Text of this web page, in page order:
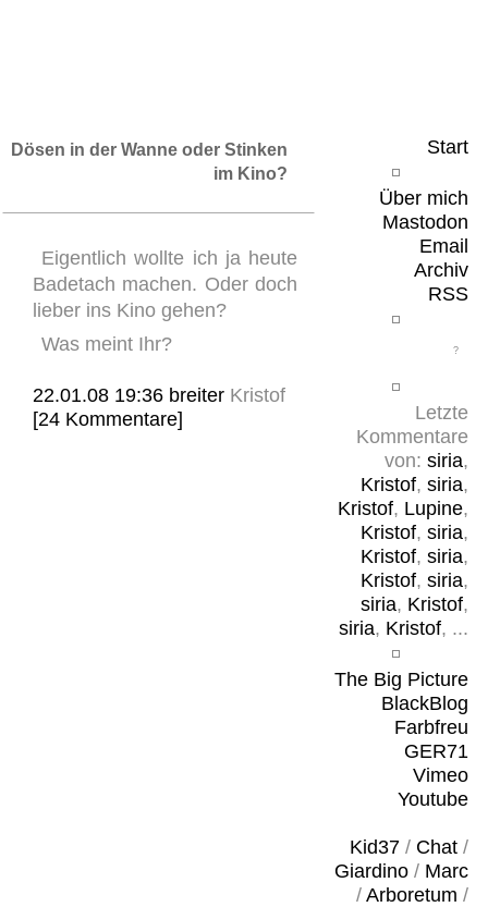
Start
Über mich
Mastodon
Email
Archiv
RSS
Letzte
Kommentare
von: siria,
Kristof, siria,
Kristof, Lupine,
Kristof, siria,
Kristof, siria,
Kristof, siria,
siria, Kristof,
siria, Kristof, ...
The Big Picture
BlackBlog
Farbfreu
GER71
Vimeo
Youtube
Kid37/ Chat/
Giardino/ Marc
/ Arboretum /
Dösen in der Wanne oder Stinken
im Kino?
Eigentlich wollte ich ja heute
Badetach machen. Oder doch
lieber ins Kino gehen?
Was meint Ihr?
22.01.08 19:36 breiter Kristof
[24 Kommentare]